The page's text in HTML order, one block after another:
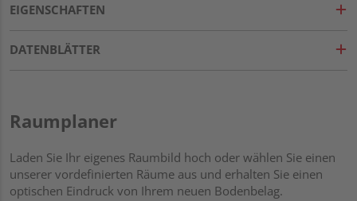
EIGENSCHAFTEN
DATENBLÄTTER
Raumplaner
Laden Sie Ihr eigenes Raumbild hoch oder wählen Sie einen
unserer vordefinierten Räume aus und erhalten Sie einen
optischen Eindruck von Ihrem neuen Bodenbelag.